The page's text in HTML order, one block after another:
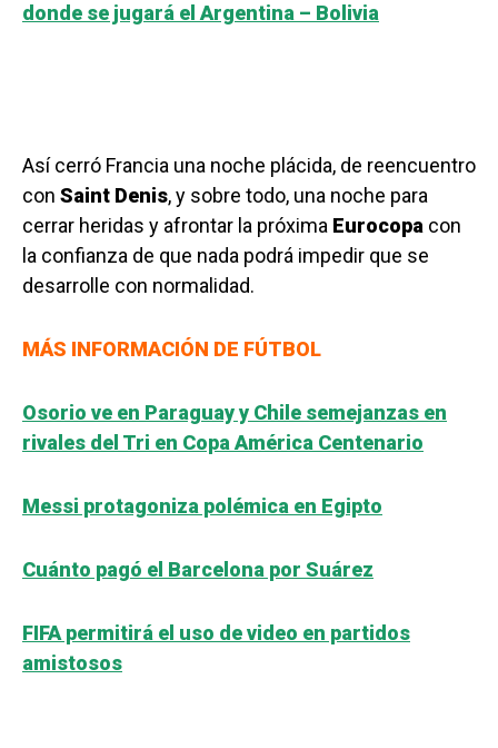
donde se jugará el Argentina – Bolivia
Así cerró Francia una noche plácida, de reencuentro
con Saint Denis, y sobre todo, una noche para
cerrar heridas y afrontar la próxima Eurocopa con
la confianza de que nada podrá impedir que se
desarrolle con normalidad.
MÁS INFORMACIÓN DE FÚTBOL
Osorio ve en Paraguay y Chile semejanzas en
rivales del Tri en Copa América Centenario
Messi protagoniza polémica en Egipto
Cuánto pagó el Barcelona por Suárez
FIFA permitirá el uso de video en partidos
amistosos